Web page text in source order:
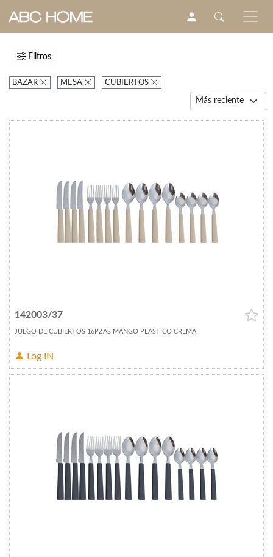
Filtros
BAZAR MESA CUBIERTOS
142003/37
JUEGO DE CUBIERTOS 16PZAS MANGO PLASTICO CREMA
Log IN